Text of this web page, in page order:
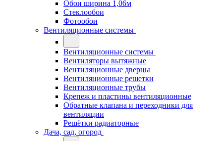
Обои ширина 1,06м
Стеклообои
Фотообои
Вентиляционные системы
Вентиляционные системы
Вентиляторы вытяжные
Вентиляционные дверцы
Вентиляционные решетки
Вентиляционные трубы
Крепеж и пластины вентиляционные
Обратные клапана и переходники для
вентиляции
Решётки радиаторные
Дача, сад, огород